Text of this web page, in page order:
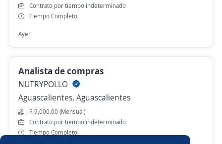
Contrato por tiempo indeterminado
Tiempo Completo
Ayer
Analista de compras
NUTRYPOLLO
Aguascalientes, Aguascalientes
$ 9,000.00 (Mensual)
Contrato por tiempo indeterminado
Tiempo Completo